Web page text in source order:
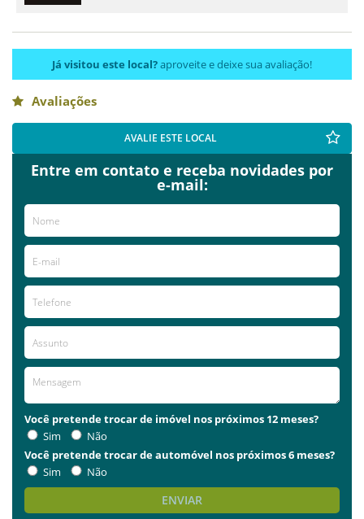
Já visitou este local?aproveite e deixe sua avaliação!
Avaliações
AVALIE ESTE LOCAL
Entre em contato e receba novidades por
e-mail:
Você pretende trocar de imóvel nos próximos 12 meses?
Sim
Não
Você pretende trocar de automóvel nos próximos 6 meses?
Sim
Não
ENVIAR